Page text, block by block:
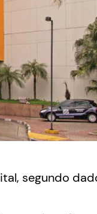
segundo